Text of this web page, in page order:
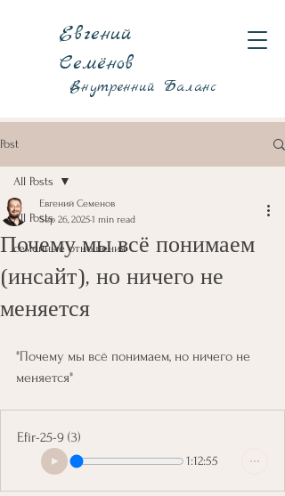
Внутренний Баланс
Евгений
Семёнов
Post
All Posts
семейные отношения
All Posts
Почему мы всё понимаем
(инсайт), но ничего не
меняется
Евгений Семенов
Sep 26, 20251 min read
"Почему мы всё понимаем, но ничего не
меняется"
Efir-25-9 (3)
1:12:55